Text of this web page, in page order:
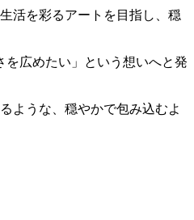
活を彩るアートを目指し、穏
広めたい」という想いへと発
ような、穏やかで包み込むよ